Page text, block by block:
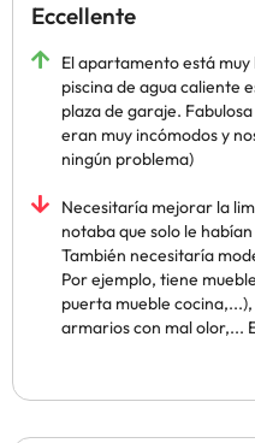
Eccellente
El apartamento está
piscina de agua caliente
plaza de garaje.
eran muy incómodos y
ningún problema)
Necesitaría mejorar la
notaba que solo le
También necesitaría
Por ejemplo, tiene
puerta mueble
armarios con mal olor,...